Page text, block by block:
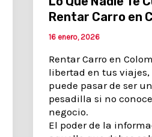
Rentar Carro en
16 enero, 2026
Rentar Carro en
libertad en tus
puede pasar de ser
pesadilla si no
negocio.
El poder de la